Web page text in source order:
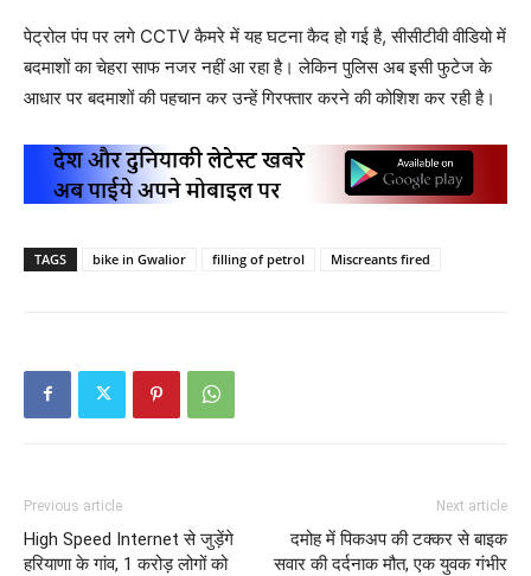
पेट्रोल पंप पर लगे CCTV कैमरे में यह घटना कैद हो गई है, सीसीटीवी वीडियो में
बदमाशों का चेहरा साफ नजर नहीं आ रहा है। लेकिन पुलिस अब इसी फुटेज के
आधार पर बदमाशों की पहचान कर उन्हें गिरफ्तार करने की कोशिश कर रही है।
TAGS bike in Gwalior filling of petrol Miscreants fired
Previous article
High Speed Internet से जुड़ेंगे
हरियाणा के गांव, 1 करोड़ लोगों को
Next article
दमोह में पिकअप की टक्कर से बाइक
सवार की दर्दनाक मौत, एक युवक गंभीर